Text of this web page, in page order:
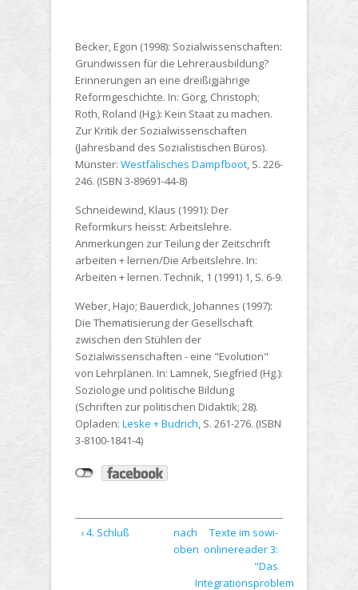
Becker, Egon (1998): Sozialwissenschaften:
Grundwissen für die Lehrerausbildung?
Erinnerungen an eine dreißigjährige
Reformgeschichte. In: Görg, Christoph;
Roth, Roland (Hg.): Kein Staat zu machen.
Zur Kritik der Sozialwissenschaften
(Jahresband des Sozialistischen Büros).
Münster: Westfälisches Dampfboot, S. 226-
246. (ISBN 3-89691-44-8)
Schneidewind, Klaus (1991): Der
Reformkurs heisst: Arbeitslehre.
Anmerkungen zur Teilung der Zeitschrift
arbeiten + lernen/Die Arbeitslehre. In:
Arbeiten + lernen. Technik, 1 (1991) 1, S. 6-9.
Weber, Hajo; Bauerdick, Johannes (1997):
Die Thematisierung der Gesellschaft
zwischen den Stühlen der
Sozialwissenschaften - eine "Evolution"
von Lehrplänen. In: Lamnek, Siegfried (Hg.):
Soziologie und politische Bildung
(Schriften zur politischen Didaktik; 28).
Opladen: Leske + Budrich, S. 261-276. (ISBN
3-8100-1841-4)
‹ 4. Schluß
nach
oben
Texte im sowi-
onlinereader 3:
"Das
Integrationsproblem